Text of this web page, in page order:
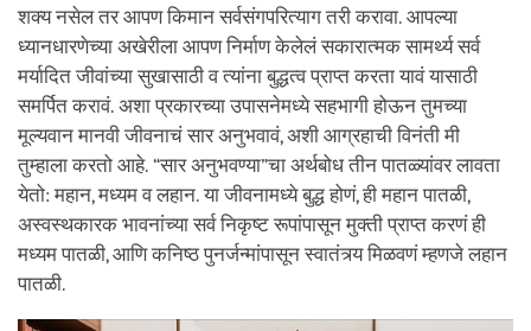
शक्य नसेल तर आपण किमान सर्वसंगपरित्याग तरी करावा. आपल्या
ध्यानधारणेच्या अखेरीला आपण निर्माण केलेलं सकारात्मक सामर्थ्य सर्व
मर्यादित जीवांच्या सुखासाठी व त्यांना बुद्धत्व प्राप्त करता यावं यासाठी
समर्पित करावं. अशा प्रकारच्या उपासनेमध्ये सहभागी होऊन तुमच्या
मूल्यवान मानवी जीवनाचं सार अनुभवावं, अशी आग्रहाची विनंती मी
तुम्हाला करतो आहे. “सार अनुभवण्या”चा अर्थबोध तीन पातळ्यांवर लावता
येतो: महान, मध्यम व लहान. या जीवनामध्ये बुद्ध होणं, ही महान पातळी,
अस्वस्थकारक भावनांच्या सर्व निकृष्ट रूपांपासून मुक्ती प्राप्त करणं ही
मध्यम पातळी, आणि कनिष्ठ पुनर्जन्मांपासून स्वातंत्र्य मिळवणं म्हणजे लहान
पातळी.